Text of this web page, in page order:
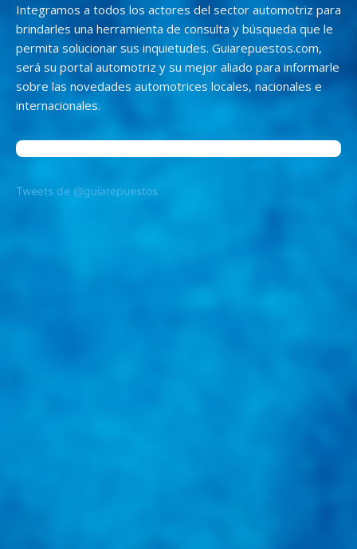
Integramos a todos los actores del sector automotriz para
brindarles una herramienta de consulta y búsqueda que le
permita solucionar sus inquietudes. Guiarepuestos.com,
será su portal automotriz y su mejor aliado para informarle
sobre las novedades automotrices locales, nacionales e
internacionales.
Tweets de @guiarepuestos